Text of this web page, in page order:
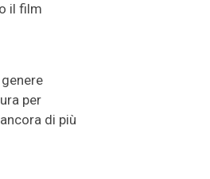
il film
per
di più